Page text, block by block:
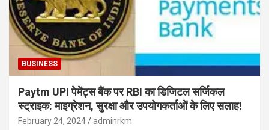
BUSINESS
Paytm UPI पेमेंट्स बैंक पर RBI का डिजिटल सर्जिकल
स्ट्राइक: माइग्रेशन, सुरक्षा और उपयोगकर्ताओं के लिए सलाह!
February 24, 2024 adminrkm